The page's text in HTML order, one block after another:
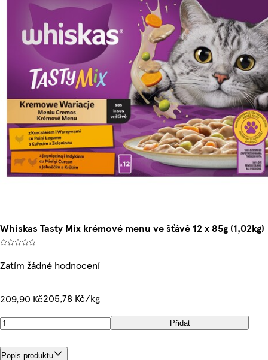
Whiskas Tasty Mix krémové menu ve šťávě 12 x 85g (1,02kg)
Zatím žádné hodnocení
209,90 Kč205,78 Kč/kg
Přidat
Popis produktu